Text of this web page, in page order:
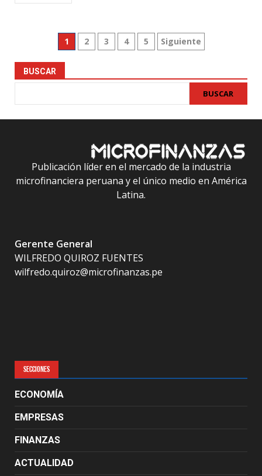
Paginación
de
entradas
1 2 3 4 5 Siguiente
BUSCAR
BUSCAR
Publicación líder en el mercado de la industria
microfinanciera peruana y el único medio en América
Latina.
Gerente General
WILFREDO QUIROZ FUENTES
wilfredo.quiroz@microfinanzas.pe
SECCIONES
ECONOMÍA
EMPRESAS
FINANZAS
ACTUALIDAD